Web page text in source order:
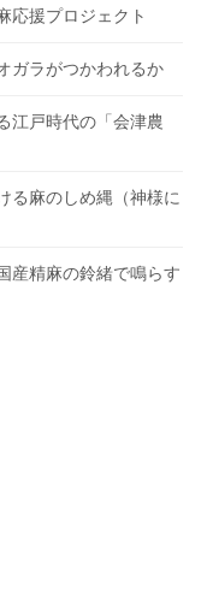
応援プロジェクト
ガラがつかわれるか
江戸時代の「会津農
る麻のしめ縄（神様に
産精麻の鈴緒で鳴らす